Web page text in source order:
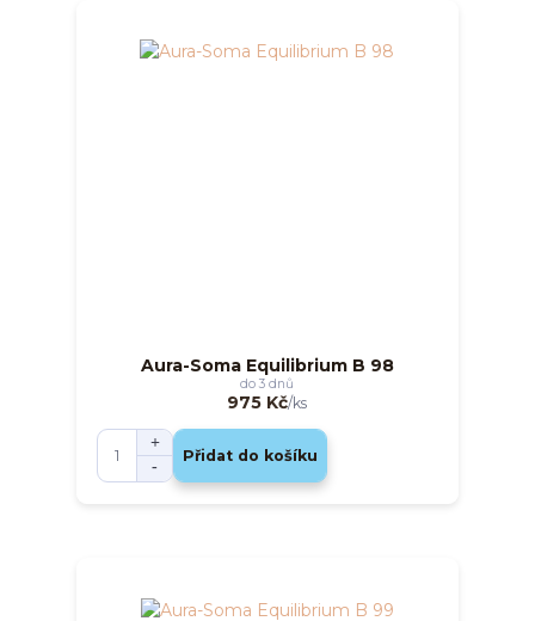
Aura-Soma Equilibrium B 98
975 Kč/ks
do 3 dnů
Přidat do košíku